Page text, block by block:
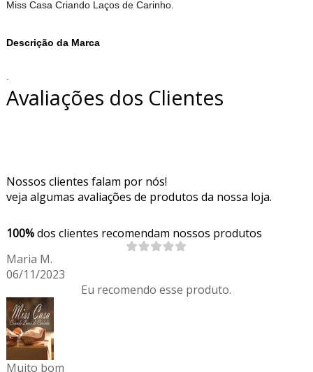
Miss Casa Criando Laços de Carinho.
Descrição da Marca
Avaliações dos Clientes
Nossos clientes falam por nós!
veja algumas avaliações de produtos da nossa loja.
100%dos clientes recomendam nossos produtos
Maria M.
06/11/2023
Eu recomendo esse produto.
Muito bom